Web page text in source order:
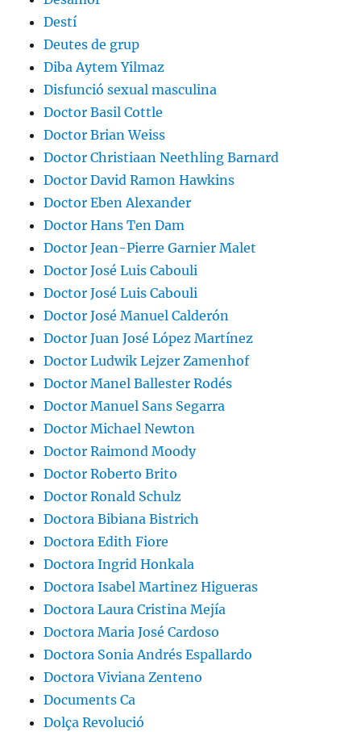
Destí
Deutes de grup
Diba Aytem Yilmaz
Disfunció sexual masculina
Doctor Basil Cottle
Doctor Brian Weiss
Doctor Christiaan Neethling Barnard
Doctor David Ramon Hawkins
Doctor Eben Alexander
Doctor Hans Ten Dam
Doctor Jean-Pierre Garnier Malet
Doctor José Luis Cabouli
Doctor José Luis Cabouli
Doctor José Manuel Calderón
Doctor Juan José López Martínez
Doctor Ludwik Lejzer Zamenhof
Doctor Manel Ballester Rodés
Doctor Manuel Sans Segarra
Doctor Michael Newton
Doctor Raimond Moody
Doctor Roberto Brito
Doctor Ronald Schulz
Doctora Bibiana Bistrich
Doctora Edith Fiore
Doctora Ingrid Honkala
Doctora Isabel Martinez Higueras
Doctora Laura Cristina Mejía
Doctora Maria José Cardoso
Doctora Sonia Andrés Espallardo
Doctora Viviana Zenteno
Documents Ca
Dolça Revolució